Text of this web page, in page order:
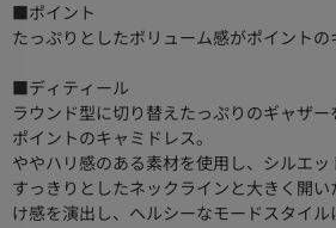
■ポイント
たっぷりとしたボリューム感がポイントの
■ディティール
ラウンド型に切り替えたっぷりのギャザ
ポイントのキャミドレス。
ややハリ感のある素材を使用し、シルエッ
すっきりとしたネックラインと大きく開
け感を演出し、ヘルシーなモードスタイル